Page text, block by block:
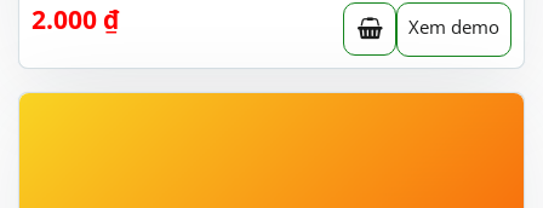
2.000 ₫ Xem demo